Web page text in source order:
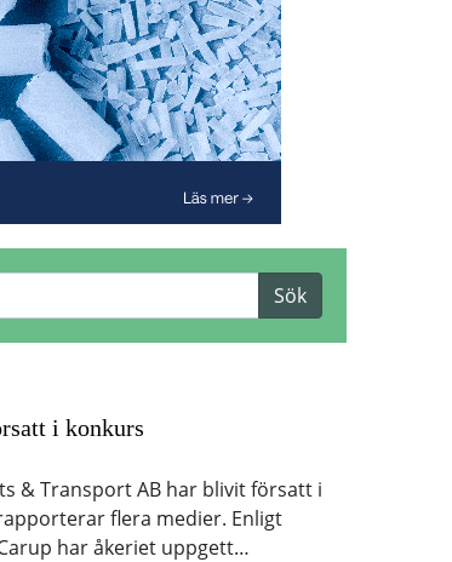
i konkurs
& Transport AB har blivit försatt i
flera medier. Enligt
har åkeriet uppgett…